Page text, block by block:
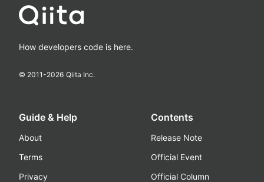
How developers code is here.
© 2011-2026 Qiita Inc.
Guide & Help
About
Terms
Privacy
Contents
Release Note
Official Event
Official Column